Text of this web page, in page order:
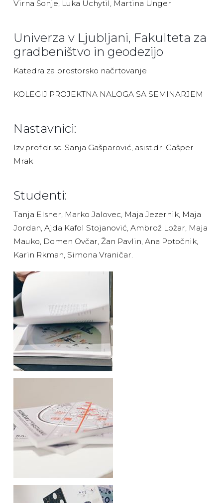
Virna Šonje, Luka Uchytil, Martina Unger
Univerza v Ljubljani, Fakulteta za
gradbeništvo in geodezijo
Katedra za prostorsko načrtovanje
KOLEGIJ PROJEKTNA NALOGA SA SEMINARJEM
Nastavnici:
Izv.prof.dr.sc. Sanja Gašparović, asist.dr. Gašper
Mrak
Studenti:
Tanja Elsner, Marko Jalovec, Maja Jezernik, Maja
Jordan, Ajda Kafol Stojanović, Ambrož Ložar, Maja
Mauko, Domen Ovčar, Žan Pavlin, Ana Potočnik,
Karin Rkman, Simona Vraničar.